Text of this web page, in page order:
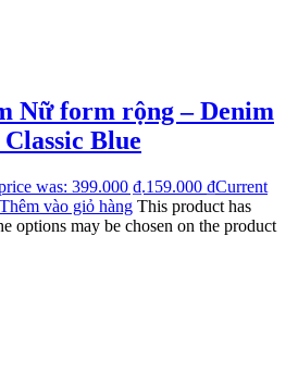
Nữ form rộng – Denim
Blue
was: 399.000 ₫.159.000 ₫Current
Thêm vào giỏ hàng This product has
options may be chosen on the product